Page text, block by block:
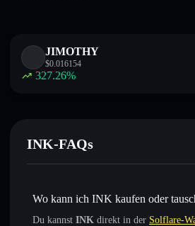
JIMOTHY
$0.016154
327.26%
INK-FAQs
Wo kann ich INK kaufen oder
Du kannst INK direkt in der Solflare-